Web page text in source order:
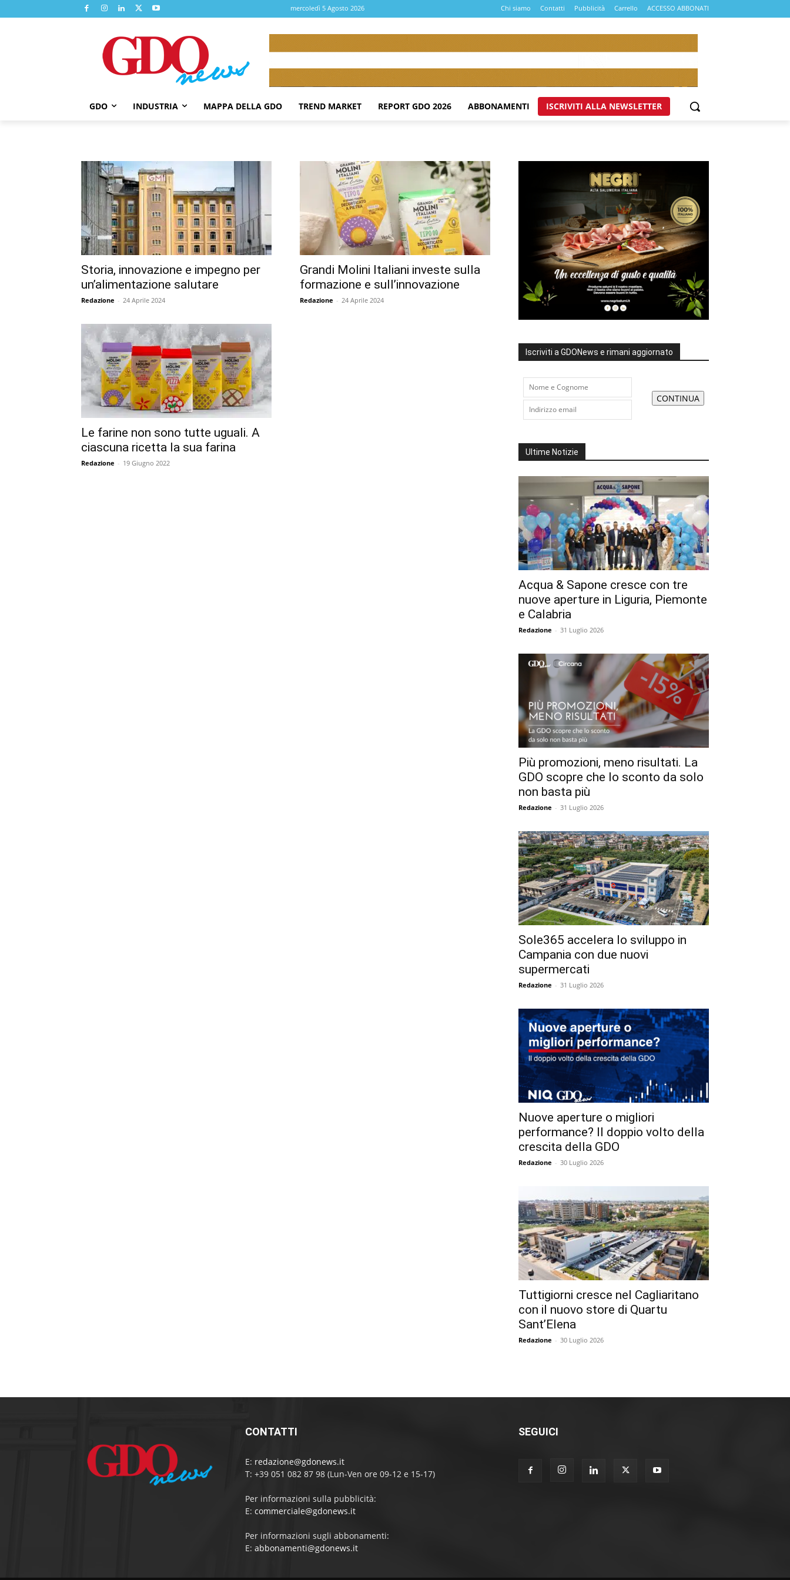
mercoledì 5 Agosto 2026 Chi siamo Contatti Pubblicità Carrello ACCESSO ABBONATI
GDO INDUSTRIA MAPPA DELLA GDO TREND MARKET REPORT GDO 2026 ABBONAMENTI ISCRIVITI ALLA NEWSLETTER
Storia, innovazione e impegno per
un’alimentazione salutare
Redazione - 24 Aprile 2024
Grandi Molini Italiani investe sulla
formazione e sull’innovazione
Redazione - 24 Aprile 2024
Le farine non sono tutte uguali. A
ciascuna ricetta la sua farina
Redazione - 19 Giugno 2022
Iscriviti a GDONews e rimani aggiornato
Ultime Notizie
Acqua & Sapone cresce con tre
nuove aperture in Liguria, Piemonte
e Calabria
Redazione - 31 Luglio 2026
Più promozioni, meno risultati. La
GDO scopre che lo sconto da solo
non basta più
Redazione - 31 Luglio 2026
Sole365 accelera lo sviluppo in
Campania con due nuovi
supermercati
Redazione - 31 Luglio 2026
Nuove aperture o migliori
performance? Il doppio volto della
crescita della GDO
Redazione - 30 Luglio 2026
Tuttigiorni cresce nel Cagliaritano
con il nuovo store di Quartu
Sant’Elena
Redazione - 30 Luglio 2026
CONTATTI
E: redazione@gdonews.it
T: +39 051 082 87 98 (Lun-Ven ore 09-12 e 15-17)
Per informazioni sulla pubblicità:
E: commerciale@gdonews.it
Per informazioni sugli abbonamenti:
E: abbonamenti@gdonews.it
SEGUICI